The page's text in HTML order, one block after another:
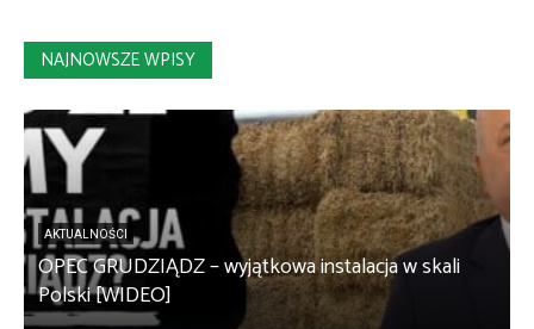
NAJNOWSZE WPISY
AKTUALNOŚCI
OPEC GRUDZIĄDZ – wyjątkowa instalacja w skali
Polski [WIDEO]